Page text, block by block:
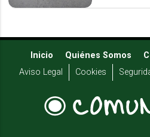
Inicio Quiénes Somos
Aviso Legal
Cookies